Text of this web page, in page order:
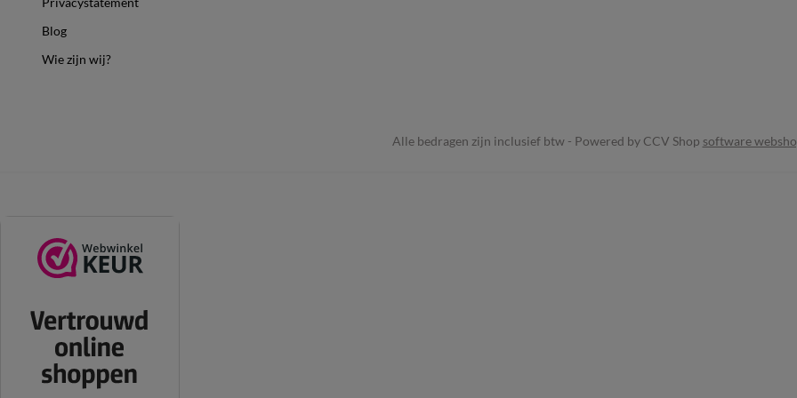
Blog
Wie zijn wij?
Alle bedragen zijn inclusief btw - Powered by CCV Shop software